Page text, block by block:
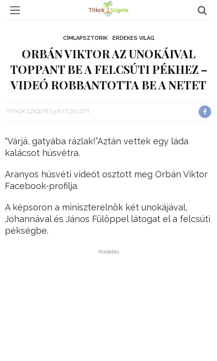
CÍMLAPSZTORIK ÉRDEKES VILÁG
ORBÁN VIKTOR AZ UNOKÁIVAL
TOPPANT BE A FELCSÚTI PÉKHEZ –
VIDEÓ ROBBANTOTTA BE A NETET
TITKOK SZIGETE 3 ÉV EZELŐTT
“Várjá, gatyába rázlak!”Aztán vettek egy láda
kalácsot húsvétra.
Aranyos húsvéti videót osztott meg Orbán Viktor
Facebook-profilja.
A képsoron a miniszterelnök két unokájával,
Johannával és János Fülöppel látogat el a felcsúti
pékségbe.
Hirdetés